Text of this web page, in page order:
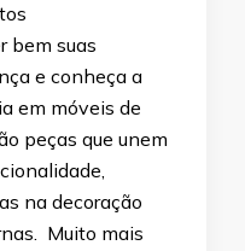
bem suas
e conheça a
em móveis de
peças que unem
na decoração
Muito mais